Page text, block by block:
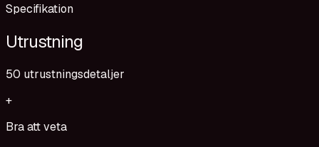
Specifikation
Utrustning
50 utrustningsdetaljer
+
Bra att veta